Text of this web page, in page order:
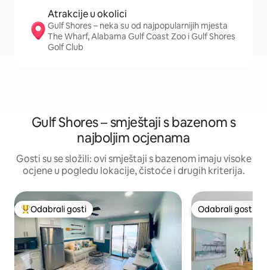
Atrakcije u okolici
Gulf Shores – neka su od najpopularnijih mjesta
The Wharf, Alabama Gulf Coast Zoo i Gulf Shores
Golf Club
Gulf Shores – smještaji s bazenom s
najboljim ocjenama
Gosti su se složili: ovi smještaji s bazenom imaju visoke
ocjene u pogledu lokacije, čistoće i drugih kriterija.
Među najviše rangiranima s oznakom „Odabrali gosti”
Odabrali gosti Odabrali gosti
Odabrali gosti